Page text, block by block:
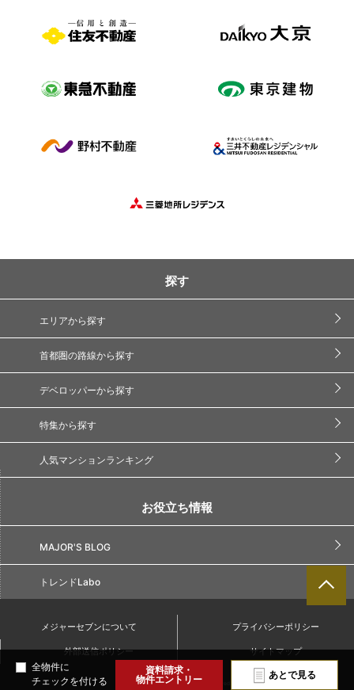
全物件に
チェックを付ける
資料請求・
物件エントリー
あとで見る
探す
エリアから探す
首都圏の路線から探す
デベロッパーから探す
特集から探す
人気マンションランキング
お役立ち情報
MAJOR'S BLOG
トレンドLabo
メジャーセブンについて プライバシーポリシー
外部送信ポリシー サイトマップ
Copyright(C) Major7. All Rights Reserved.